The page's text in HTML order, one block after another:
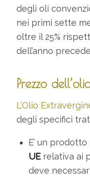
degli oli
nei primi sette
oltre il 25%
dell’anno
Prezzo
L’Olio
degli specifici
E’ un prodotto
UErelativa ai
deve